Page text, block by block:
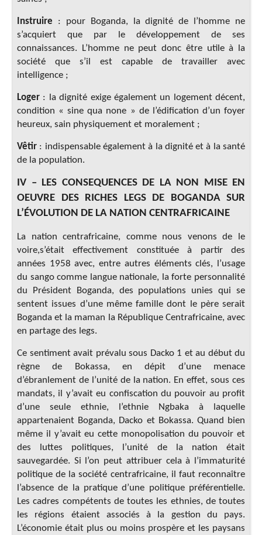
Instruire : pour Boganda, la dignité de l’homme ne
s’acquiert que par le développement de ses
connaissances. L’homme ne peut donc être utile à la
société que s’il est capable de travailler avec
intelligence ;
Loger : la dignité exige également un logement décent,
condition « sine qua none » de l’édification d’un foyer
heureux, sain physiquement et moralement ;
Vêtir : indispensable également à la dignité et à la santé
de la population.
IV – LES CONSEQUENCES DE LA NON MISE EN
OEUVRE DES RICHES LEGS DE BOGANDA SUR
L’ÉVOLUTION DE LA NATION CENTRAFRICAINE
La nation centrafricaine, comme nous venons de le
voire,s’était effectivement constituée à partir des
années 1958 avec, entre autres éléments clés, l’usage
du sango comme langue nationale, la forte personnalité
du Président Boganda, des populations unies qui se
sentent issues d’une même famille dont le père serait
Boganda et la maman la République Centrafricaine, avec
en partage des legs.
Ce sentiment avait prévalu sous Dacko 1 et au début du
règne de Bokassa, en dépit d’une menace
d’ébranlement de l’unité de la nation. En effet, sous ces
mandats, il y’avait eu confiscation du pouvoir au profit
d’une seule ethnie, l’ethnie Ngbaka à laquelle
appartenaient Boganda, Dacko et Bokassa. Quand bien
même il y’avait eu cette monopolisation du pouvoir et
des luttes politiques, l’unité de la nation était
sauvegardée. Si l’on peut attribuer cela à l’immaturité
politique de la société centrafricaine, il faut reconnaître
l’absence de la pratique d’une politique préférentielle.
Les cadres compétents de toutes les ethnies, de toutes
les régions étaient associés à la gestion du pays.
L’économie était plus ou moins prospère et les paysans